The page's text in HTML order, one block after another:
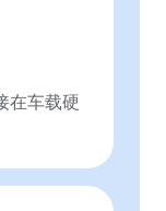
在车载硬